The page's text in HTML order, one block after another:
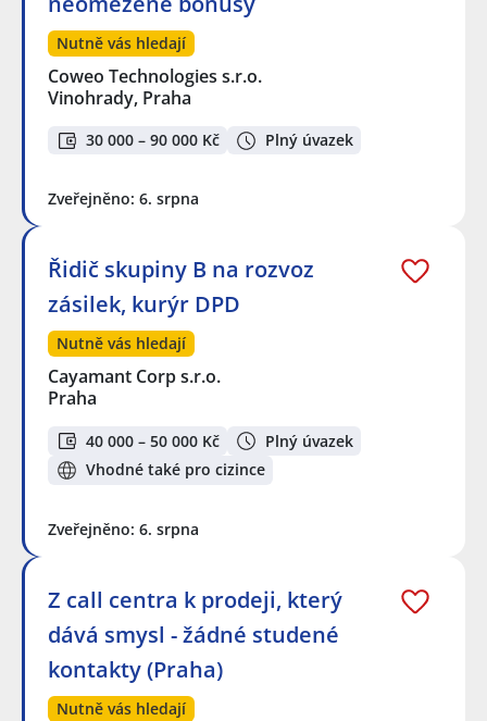
Nutně vás hledají
Coweo Technologies s.r.o.
Vinohrady, Praha
30 000 – 90 000 Kč Plný úvazek
Zveřejněno: 6. srpna
Řidič skupiny B na rozvoz
zásilek, kurýr DPD
Nutně vás hledají
Cayamant Corp s.r.o.
Praha
40 000 – 50 000 Kč
Plný úvazek
Vhodné také pro cizince
Zveřejněno: 6. srpna
Z call centra k prodeji, který
dává smysl - žádné studené
kontakty (Praha)
Nutně vás hledají